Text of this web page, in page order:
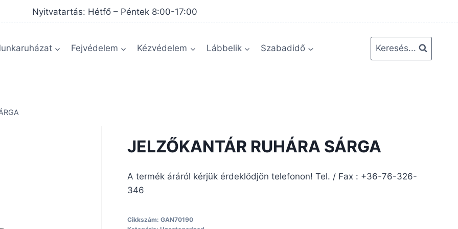
Nyitvatartás: Hétfő – Péntek 8:00-17:00
Fejvédelem Kézvédelem Lábbelik Szabadidő Keresés...
JELZŐKANTÁR RUHÁRA SÁRGA
A termék áráról kérjük érdeklődjön telefonon! Tel. / Fax : +36-76-326-
346
Cikkszám: GAN70190